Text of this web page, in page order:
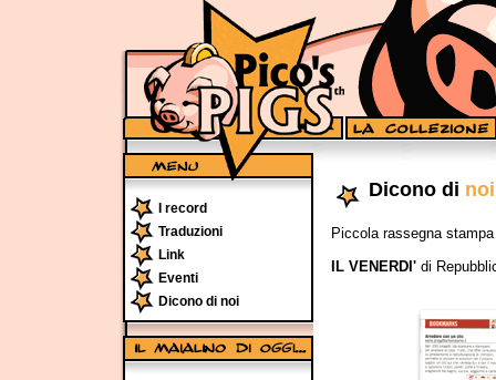
I record
Traduzioni
Link
Eventi
Dicono di noi
Dicono di
Piccola rassegna
IL VENERDI'di